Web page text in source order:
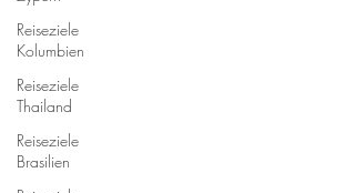
Reiseziele
Kolumbien
Reiseziele
Thailand
Reiseziele
Brasilien